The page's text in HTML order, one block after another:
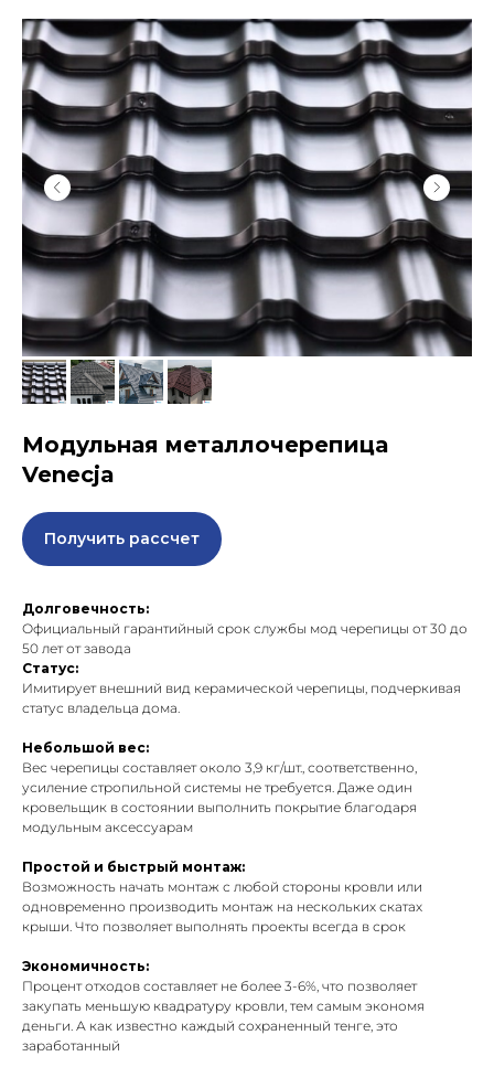
Модульная металлочерепица
Venecja
Получить рассчет
Долговечность:
Официальный гарантийный срок службы мод черепицы от 30 до
50 лет от завода
Статус:
Имитирует внешний вид керамической черепицы, подчеркивая
статус владельца дома.
Небольшой вес:
Вес черепицы составляет около 3,9 кг/шт., соответственно,
усиление стропильной системы не требуется. Даже один
кровельщик в состоянии выполнить покрытие благодаря
модульным аксессуарам
Простой и быстрый монтаж:
Возможность начать монтаж с любой стороны кровли или
одновременно производить монтаж на нескольких скатах
крыши. Что позволяет выполнять проекты всегда в срок
Экономичность:
Процент отходов составляет не более 3-6%, что позволяет
закупать меньшую квадратуру кровли, тем самым экономя
деньги. А как известно каждый сохраненный тенге, это
заработанный